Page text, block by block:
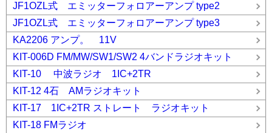
JF1OZL式 エミッターフォロアーアンプ type2
JF1OZL式 エミッターフォロアーアンプ type3
KA2206 アンプ。 11V
KIT-006D FM/MW/SW1/SW2 4バンドラジオキット
KIT-10 中波ラジオ 1IC+2TR
KIT-12 4石 AMラジオキット
KIT-17 1IC+2TR ストレート ラジオキット
KIT-18 FMラジオ